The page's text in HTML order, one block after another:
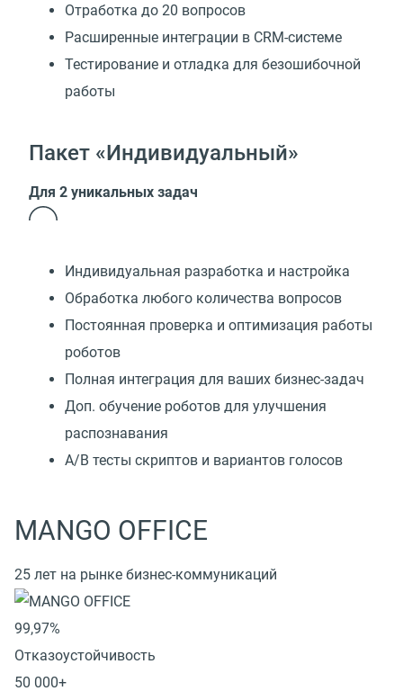
Отработка до 20 вопросов
Расширенные интеграции в CRM-системе
Тестирование и отладка для безошибочной
работы
Пакет «Индивидуальный»
Для 2 уникальных задач
Индивидуальная разработка и настройка
Обработка любого количества вопросов
Постоянная проверка и оптимизация работы
роботов
Полная интеграция для ваших бизнес-задач
Доп. обучение роботов для улучшения
распознавания
А/В тесты скриптов и вариантов голосов
MANGO OFFICE
25 лет на рынке бизнес-коммуникаций
99,97%
Отказоустойчивость
50 000+